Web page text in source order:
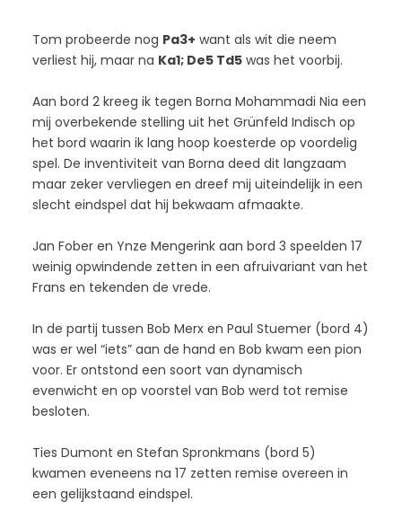
Tom probeerde nog Pa3+ want als wit die neem
verliest hij, maar na Ka1; De5 Td5was het voorbij.
Aan bord 2 kreeg ik tegen Borna Mohammadi Nia een
mij overbekende stelling uit het Grünfeld Indisch op
het bord waarin ik lang hoop koesterde op voordelig
spel. De inventiviteit van Borna deed dit langzaam
maar zeker vervliegen en dreef mij uiteindelijk in een
slecht eindspel dat hij bekwaam afmaakte.
Jan Fober en Ynze Mengerink aan bord 3 speelden 17
weinig opwindende zetten in een afruivariant van het
Frans en tekenden de vrede.
In de partij tussen Bob Merx en Paul Stuemer (bord 4)
was er wel “iets” aan de hand en Bob kwam een pion
voor. Er ontstond een soort van dynamisch
evenwicht en op voorstel van Bob werd tot remise
besloten.
Ties Dumont en Stefan Spronkmans (bord 5)
kwamen eveneens na 17 zetten remise overeen in
een gelijkstaand eindspel.